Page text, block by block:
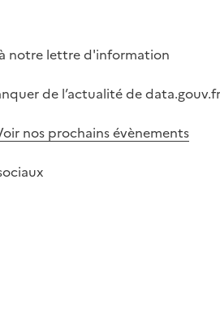
notre lettre d'information
de l’actualité de
nos prochains évènements